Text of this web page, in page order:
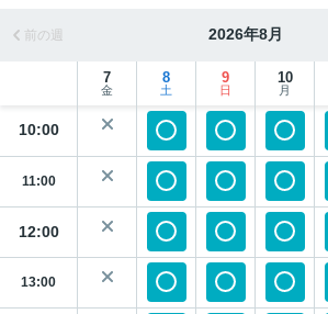
前の週 2026年8月
7
金
8
土
9
日
10
月
10:00
11:00
12:00
13:00